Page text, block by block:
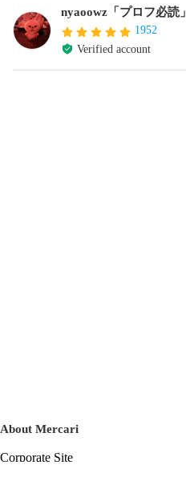
nyaoowz「プロフ必読」
1952
Verified account
About Mercari
Corporate Site